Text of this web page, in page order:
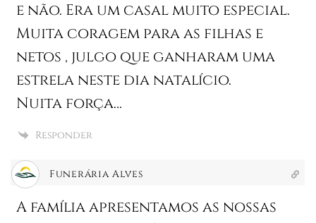
e não. Era um casal muito especial.
Muita coragem para as filhas e
netos , julgo que ganharam uma
estrela neste dia natalício.
Nuita força…
Responder
Funerária Alves
A família apresentamos as nossas